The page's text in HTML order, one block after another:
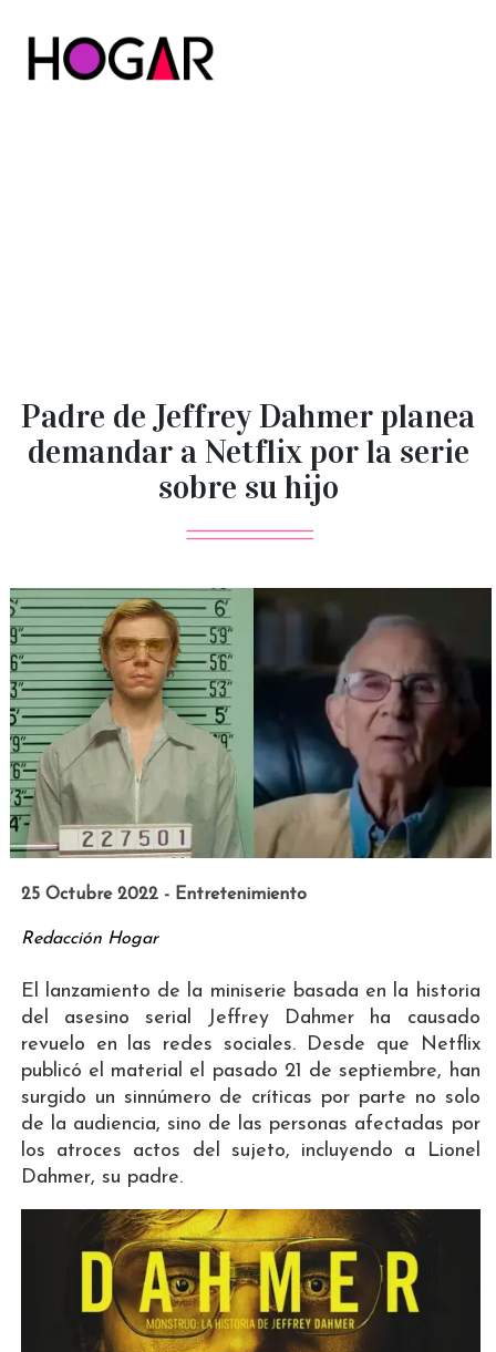
Padre de Jeffrey Dahmer planea
demandar a Netflix por la serie
sobre su hijo
25 Octubre 2022 - Entretenimiento
Redacción Hogar
El lanzamiento de la miniserie basada en la historia
del asesino serial Jeffrey Dahmer ha causado
revuelo en las redes sociales. Desde que Netflix
publicó el material el pasado 21 de septiembre, han
surgido un sinnúmero de críticas por parte no solo
de la audiencia, sino de las personas afectadas por
los atroces actos del sujeto, incluyendo a Lionel
Dahmer, su padre.